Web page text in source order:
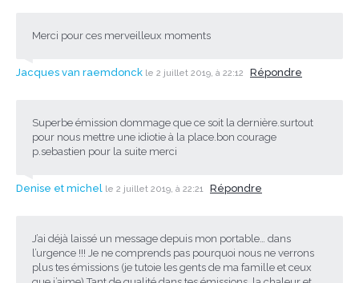
Merci pour ces merveilleux moments
Jacques van raemdonck le 2 juillet 2019, à 22:12 Répondre
Superbe émission dommage que ce soit la dernière.surtout
pour nous mettre une idiotie à la place.bon courage
p.sebastien pour la suite merci
Denise et michel le 2 juillet 2019, à 22:21 Répondre
J’ai déjà laissé un message depuis mon portable… dans
l’urgence !!! Je ne comprends pas pourquoi nous ne verrons
plus tes émissions (je tutoie les gents de ma famille et ceux